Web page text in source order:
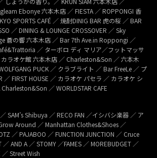
Ebonye 六本木店 ／ FIESTA ／ ROPPONGI 香
SPORTS CAFÉ ／ 焼酎DINIG BAR 虎の桜 ／ BAR
／ DINING & LOUNGE CROSSOVER ／ Sky
蒼の響 六本木店 ／ Bar 7th Ave.in Roppongi ／
／ ターボロ ディ マリア／フットマッサ
ラオケ館 六本木店 ／ Charleston&Son ／ 六本木
PUCK ／ クラブライト ／ Bar FreeLe ／ プ
／ FIRST HOUSE ／ カラオケ パセラ ／ カラオケ シ
／ WORLDSTAR CAFE
SAM’s Shibuya ／ RECO FAN ／イシバシ楽器 ／ ア
Around ／ Manhattan Clothes&Shoes ／
／ PAJABOO ／ FUNCTION JUNCTION ／ Cruce
／ AND A ／ STOMY ／FAMES ／ MOREBUDGET ／
／ Street Wish